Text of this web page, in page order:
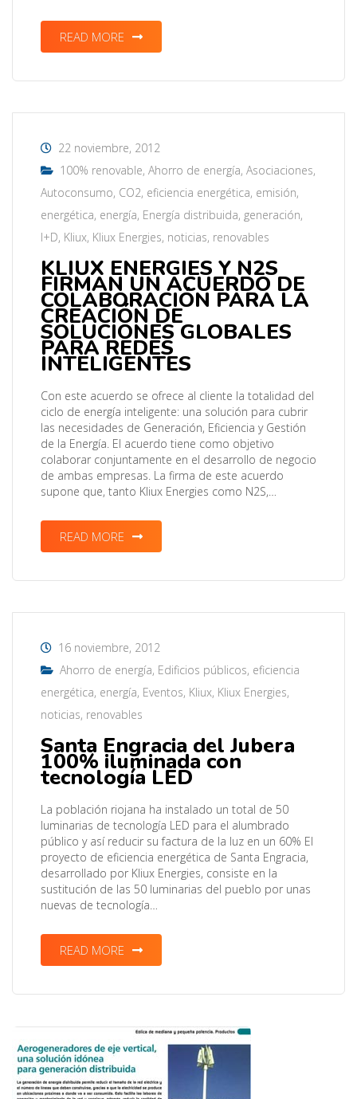
READ MORE
22 noviembre, 2012
100% renovable, Ahorro de energía, Asociaciones,
Autoconsumo, CO2, eficiencia energética, emisión,
energética, energía, Energía distribuida, generación,
I+D, Kliux, Kliux Energies, noticias, renovables
KLIUX ENERGIES Y N2S
FIRMAN UN ACUERDO DE
COLABORACIÓN PARA LA
CREACIÓN DE
SOLUCIONES GLOBALES
PARA REDES
INTELIGENTES
Con este acuerdo se ofrece al cliente la totalidad del
ciclo de energía inteligente: una solución para cubrir
las necesidades de Generación, Eficiencia y Gestión
de la Energía. El acuerdo tiene como objetivo
colaborar conjuntamente en el desarrollo de negocio
de ambas empresas. La firma de este acuerdo
supone que, tanto Kliux Energies como N2S,…
READ MORE
16 noviembre, 2012
Ahorro de energía, Edificios públicos, eficiencia
energética, energía, Eventos, Kliux, Kliux Energies,
noticias, renovables
Santa Engracia del Jubera
100% iluminada con
tecnología LED
La población riojana ha instalado un total de 50
luminarias de tecnología LED para el alumbrado
público y así reducir su factura de la luz en un 60% El
proyecto de eficiencia energética de Santa Engracia,
desarrollado por Kliux Energies, consiste en la
sustitución de las 50 luminarias del pueblo por unas
nuevas de tecnología…
READ MORE